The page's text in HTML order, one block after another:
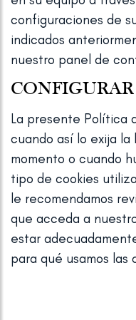
configuraciones de
indicados
nuestro panel de
La presente Política
cuando así lo exija
momento o cuando
tipo de cookies
le recomendamos
que acceda a
estar
para qué usamos las